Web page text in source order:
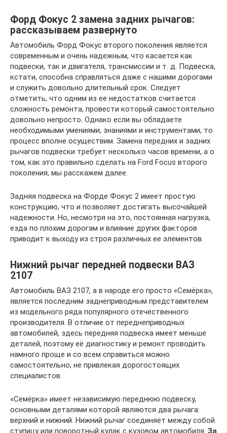
Форд Фокус 2 замена задних рычагов:
рассказываем развернуто
Автомобиль Форд Фокус второго поколения является
современным и очень надежным, что касается как
подвески, так и двигателя, трансмиссии и т. д. Подвеска,
кстати, способна справляться даже с нашими дорогами
и служить довольно длительный срок. Следует
отметить, что одним из ее недостатков считается
сложность ремонта, провести который самостоятельно
довольно непросто. Однако если вы обладаете
необходимыми умениями, знаниями и инструментами, то
процесс вполне осуществим. Замена передних и задних
рычагов подвески требует несколько часов времени, а о
том, как это правильно сделать на Ford Focus второго
поколения, мы расскажем далее.
Задняя подвеска на Форде Фокус 2 имеет простую
конструкцию, что и позволяет достигать высочайшей
надежности. Но, несмотря на это, постоянная нагрузка,
езда по плохим дорогам и влияние других факторов
приводит к выходу из строя различных ее элементов.
Нижний рычаг передней подвески ВАЗ
2107
Автомобиль ВАЗ 2107, а в народе его просто «Семёрка»,
является последним заднеприводным представителем
из модельного ряда популярного отечественного
производителя. В отличие от переднеприводных
автомобилей, здесь передняя подвеска имеет меньше
деталей, поэтому её диагностику и ремонт проводить
намного проще и со всем справиться можно
самостоятельно, не привлекая дорогостоящих
специалистов.
«Семёрка» имеет независимую переднюю подвеску,
основными деталями которой являются два рычага:
верхний и нижний. Нижний рычаг соединяет между собой
ступицу или поворотный кулак с кузовом автомобиля. За